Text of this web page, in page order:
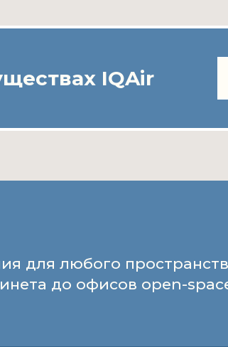
IQAir
для любого
до офисов open-